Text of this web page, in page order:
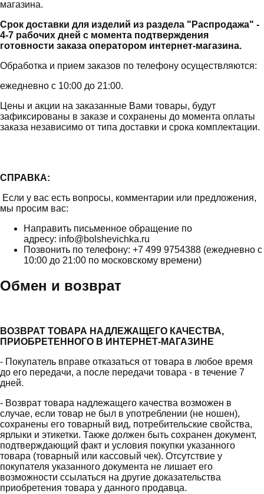
магазина.
Срок доставки для изделий из раздела "Распродажа" -
4-7 рабочих дней с момента подтверждения
готовности заказа оператором интернет-магазина.
Обработка и прием заказов по телефону осуществляются:
ежедневно с 10:00 до 21:00.
Цены и акции на заказанные Вами товары, будут
зафиксированы в заказе и сохранены до момента оплаты
заказа независимо от типа доставки и срока комплектации.
СПРАВКА:
Если у вас есть вопросы, комментарии или предложения,
мы просим вас:
Направить письменное обращение по
адресу: info@bolshevichka.ru
Позвонить по телефону: +7 499 9754388 (ежедневно с
10:00 до 21:00 по московскому времени)
Обмен и возврат
ВОЗВРАТ ТОВАРА НАДЛЕЖАЩЕГО КАЧЕСТВА,
ПРИОБРЕТЕННОГО В ИНТЕРНЕТ-МАГАЗИНЕ
- Покупатель вправе отказаться от товара в любое время
до его передачи, а после передачи товара - в течение 7
дней.
- Возврат товара надлежащего качества возможен в
случае, если товар не был в употреблении (не ношен),
сохранены его товарный вид, потребительские свойства,
ярлыки и этикетки. Также должен быть сохранен документ,
подтверждающий факт и условия покупки указанного
товара (товарный или кассовый чек). Отсутствие у
покупателя указанного документа не лишает его
возможности ссылаться на другие доказательства
приобретения товара у данного продавца.